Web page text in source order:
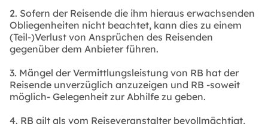
2. Sofern der Reisende die ihm hieraus erwachsenden
Obliegenheiten nicht beachtet, kann dies zu einem
(Teil-)Verlust von Ansprüchen des Reisenden
gegenüber dem Anbieter führen.
3. Mängel der Vermittlungsleistung von RB hat der
Reisende unverzüglich anzuzeigen und RB -soweit
möglich- Gelegenheit zur Abhilfe zu geben.
4. RB gilt als vom Reiseveranstalter bevollmächtigt,